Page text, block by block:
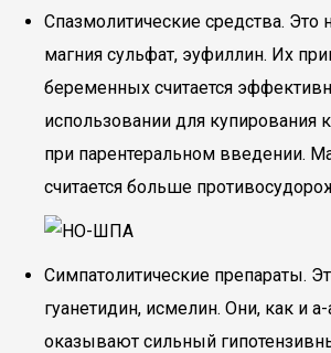
Спазмолитические средства. Это
магния сульфат, эуфиллин. Их
беременных считается
использовании для купирования
при парентеральном введении.
считается больше
Симпатолитические препараты.
гуанетидин, исмелин. Они, как и
оказывают сильный